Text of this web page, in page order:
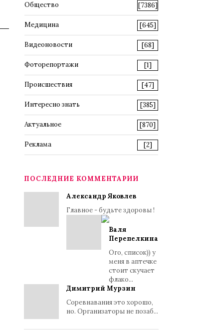
Общество [7386]
Медицина [645]
Видеоновости [68]
Фоторепортажи [1]
Происшествия [47]
Интересно знать [385]
Актуальное [870]
Реклама [2]
ПОСЛЕДНИЕ КОММЕНТАРИИ
Александр Яковлев
Главное - будьте здоровы !
Валя
Перепелкина
Ого, список)) у
меня в аптечке
стоит скучает
флако...
Димитрий Мурзин
Соревнавания это хорошо,
но. Организаторы не позаб...